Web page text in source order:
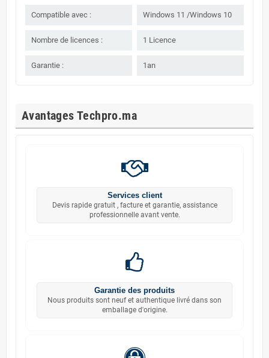
Compatible avec : Windows 11 /Windows 10
Nombre de licences : 1 Licence
Garantie : 1an
Avantages Techpro.ma
Services client
Devis rapide gratuit , facture et garantie, assistance
professionnelle avant vente.
Garantie des produits
Nous produits sont neuf et authentique livré dans son
emballage d'origine.